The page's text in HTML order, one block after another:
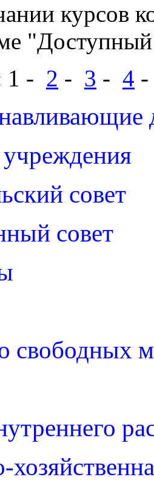
курсов
1 - 2 - 3 - 4
совет
совет
свободных